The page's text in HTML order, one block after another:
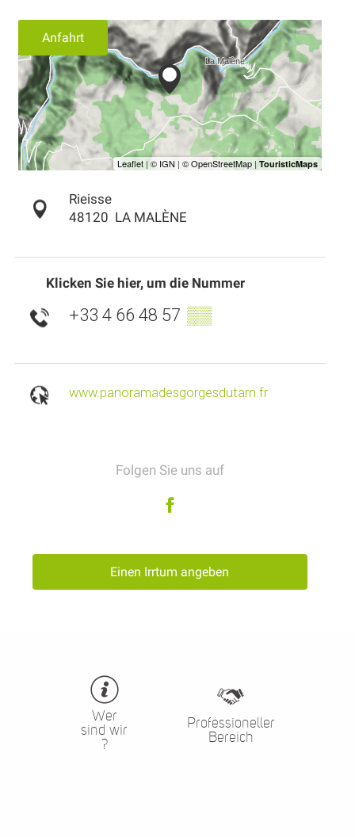
Anfahrt
Rieisse
48120
LA MALÈNE
Klicken Sie hier, um die Nummer
+33 4 66 48 57 ▒▒
www.panoramadesgorgesdutarn.fr
Folgen Sie uns auf
Einen Irrtum angeben
Wer
sind wir
?
Professioneller
Bereich